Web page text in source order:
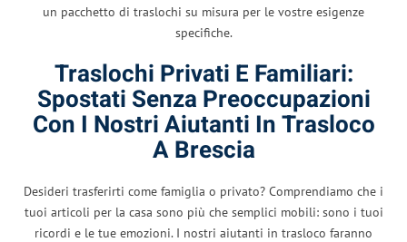
un pacchetto di traslochi su misura per le vostre esigenze
specifiche.
Traslochi Privati ​​e Familiari:
Spostati Senza Preoccupazioni
Con I Nostri Aiutanti In Trasloco
A Brescia
Desideri trasferirti come famiglia o privato? Comprendiamo che i
tuoi articoli per la casa sono più che semplici mobili: sono i tuoi
ricordi e le tue emozioni. I nostri aiutanti in trasloco faranno